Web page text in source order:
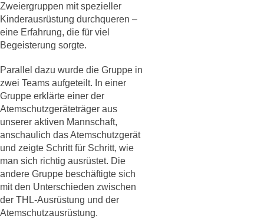
Zweiergruppen mit spezieller
Kinderausrüstung durchqueren –
eine Erfahrung, die für viel
Begeisterung sorgte.
Parallel dazu wurde die Gruppe in
zwei Teams aufgeteilt. In einer
Gruppe erklärte einer der
Atemschutzgeräteträger aus
unserer aktiven Mannschaft,
anschaulich das Atemschutzgerät
und zeigte Schritt für Schritt, wie
man sich richtig ausrüstet. Die
andere Gruppe beschäftigte sich
mit den Unterschieden zwischen
der THL-Ausrüstung und der
Atemschutzausrüstung.